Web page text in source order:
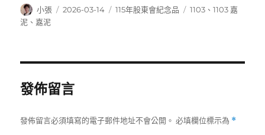
作
者
小張
發
2026-03-14
分
115年股東會紀念品
標
1103 、1103 嘉
泥 、 嘉泥
發佈留言
發佈留言必須填寫的電子郵件地址不會公開。 必填欄位標示為 *